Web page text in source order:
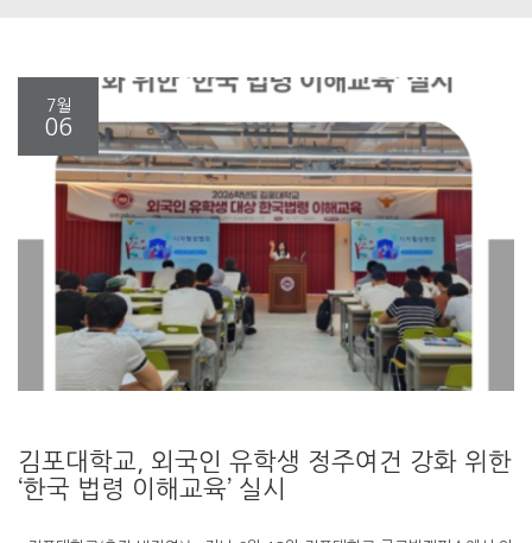
7월
06
김포대학교, 외국인 유학생 정주여건 강화 위한
‘한국 법령 이해교육’ 실시